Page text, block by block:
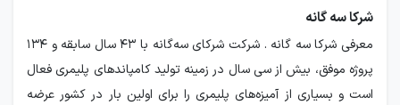
شرکا سه گانه
معرفی شرکا سه گانه . شرکت شرکای سه‌گانه با 43 سال سابقه و 134
پروژه موفق، بیش از سی سال در زمینه تولید کامپاندهای پلیمری فعال
است و بسیاری از آمیزه‌های پلیمری را برای اولین بار در کشور عرضه